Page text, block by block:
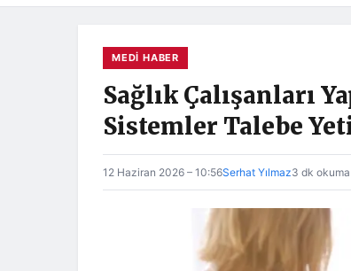
MEDI HABER
Sağlık Çalışanları
Sistemler Talebe
12 Haziran 2026 – 10:56Serhat Yılmaz3 dk okuma